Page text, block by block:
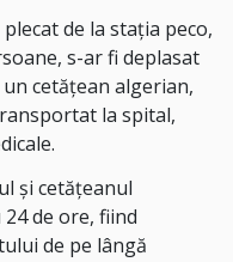
de la stația peco,
s-ar fi deplasat
cetățean algerian,
la spital,
și cetățeanul
de ore, fiind
de pe lângă